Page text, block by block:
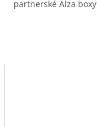
partnerské Alza boxy